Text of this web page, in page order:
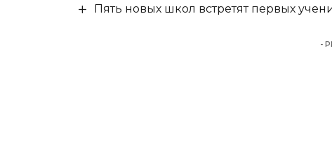
Пять новых школ встретят первых
-